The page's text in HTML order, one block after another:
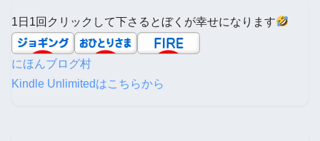
1日1回クリックして下さるとぼくが幸せになります
にほんブログ村
Kindle Unlimitedはこちらから